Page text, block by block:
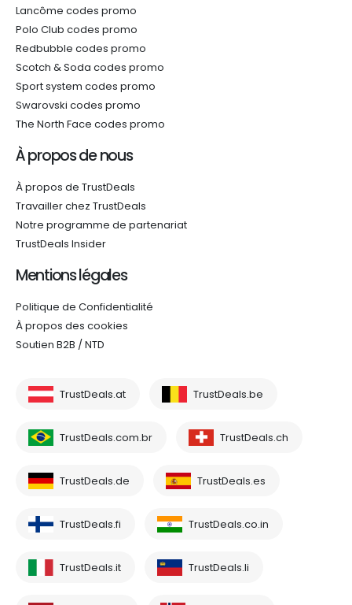
Lancôme codes promo
Polo Club codes promo
Redbubble codes promo
Scotch & Soda codes promo
Sport system codes promo
Swarovski codes promo
The North Face codes promo
À propos de nous
À propos de TrustDeals
Travailler chez TrustDeals
Notre programme de partenariat
TrustDeals Insider
Mentions légales
Politique de Confidentialité
À propos des cookies
Soutien B2B / NTD
TrustDeals.at TrustDeals.be
TrustDeals.com.br TrustDeals.ch
TrustDeals.de TrustDeals.es
TrustDeals.fi TrustDeals.co.in
TrustDeals.it TrustDeals.li